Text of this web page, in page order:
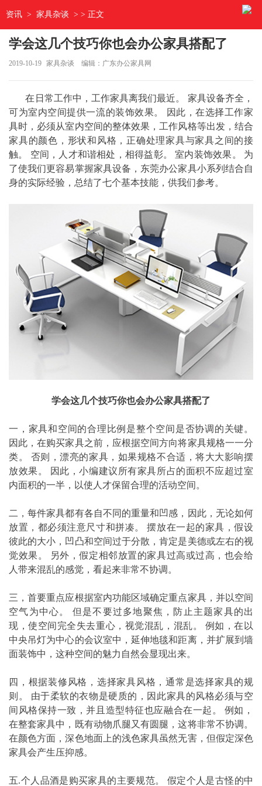
资讯 > 家具杂谈 > > 正文
学会这几个技巧你也会办公家具搭配了
2019-10-19 家具杂谈 编辑：广东办公家具网
在日常工作中，工作家具离我们最近。 家具设备齐全，
可为室内空间提供一流的装饰效果。 因此，在选择工作家
具时，必须从室内空间的整体效果，工作风格等出发，结合
家具的颜色，形状和风格，正确处理家具与家具之间的接
触。 空间，人才和谐相处，相得益彰。 室内装饰效果。 为
了使我们更容易掌握家具设备，东莞办公家具小系列结合自
身的实际经验，总结了七个基本技能，供我们参考。
学会这几个技巧你也会办公家具搭配了
一，家具和空间的合理比例是整个空间是否协调的关键。
因此，在购买家具之前，应根据空间方向将家具规格一一分
类。 否则，漂亮的家具，如果规格不合适，将大大影响摆
放效果。 因此，小编建议所有家具所占的面积不应超过室
内面积的一半，以使人才保留合理的活动空间。
二，每件家具都有各自不同的重量和凹感，因此，无论如何
放置，都必须注意尺寸和拼凑。 摆放在一起的家具，假设
彼此的大小，凹凸和空间过于分散，肯定是美德或左右的视
觉效果。 另外，假定相邻放置的家具过高或过高，也会给
人带来混乱的感觉，看起来非常不协调。
三，首要重点应根据室内功能区域确定重点家具，并以空间
空气为中心。 但是不要过多地聚焦，防止主题家具的出
现，使空间完全失去重心，视觉混乱，混乱。 例如，在以
中央吊灯为中心的会议室中，延伸地毯和距离，并扩展到墙
面装饰中，这种空间的魅力自然会显现出来。
四，根据装修风格，选择家具风格，通常是选择家具的规
则。 由于柔软的衣物是硬质的，因此家具的风格必须与空
间风格保持一致，并且造型特征也应融合在一起。 例如，
在整套家具中，既有动物爪腿又有圆腿，这将非常不协调。
在颜色方面，深色地面上的浅色家具虽然无害，但假定深色
家具会产生压抑感。
五.个人品酒是购买家具的主要规范。 假定个人是古怪的中